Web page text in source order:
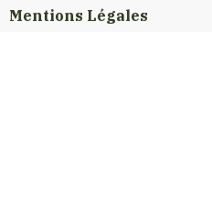
Mentions Légales